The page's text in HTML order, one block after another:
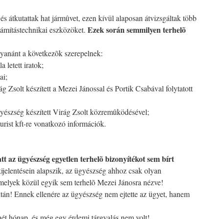
átkutattak hat jármûvet, ezen kívül alaposan átvizsgáltak több
eszközöket. Ezek során semmilyen terhelõ
a következõk szerepelnek:
letett iratok;
Zsolt készített a Mezei Jánossal és Portik Csabával folytatott
készített Virág Zsolt közremûködésével;
kft-re vonatkozó információk.
az ügyészség egyetlen terhelõ bizonyítékot sem bírt
alapszik, az ügyészség ahhoz csak olyan
közül egyik sem terhelõ Mezei Jánosra nézve!
Ennek ellenére az ügyészség nem ejtette az ügyet, hanem